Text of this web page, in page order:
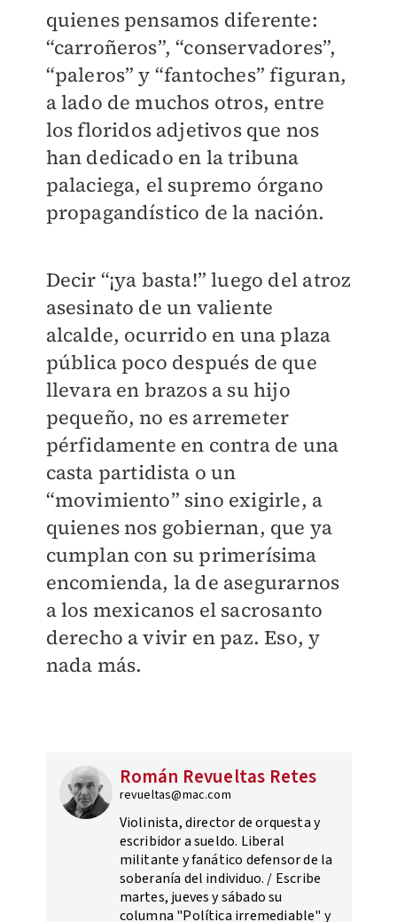
quienes pensamos diferente:
“carroñeros”, “conservadores”,
“paleros” y “fantoches” figuran,
a lado de muchos otros, entre
los floridos adjetivos que nos
han dedicado en la tribuna
palaciega, el supremo órgano
propagandístico de la nación.
Decir “¡ya basta!” luego del atroz
asesinato de un valiente
alcalde, ocurrido en una plaza
pública poco después de que
llevara en brazos a su hijo
pequeño, no es arremeter
pérfidamente en contra de una
casta partidista o un
“movimiento” sino exigirle, a
quienes nos gobiernan, que ya
cumplan con su primerísima
encomienda, la de asegurarnos
a los mexicanos el sacrosanto
derecho a vivir en paz. Eso, y
nada más.
Román Revueltas Retes
revueltas@mac.com
Violinista, director de orquesta y
escribidor a sueldo. Liberal
militante y fanático defensor de la
soberanía del individuo. / Escribe
martes, jueves y sábado su
columna "Política irremediable" y